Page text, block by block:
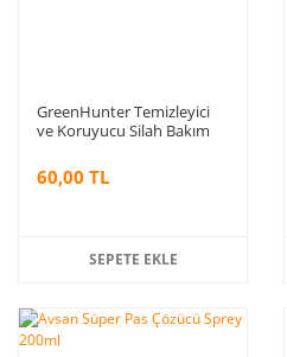
GreenHunter Temizleyici
ve Koruyucu Silah Bakım
60,00 TL
SEPETE EKLE